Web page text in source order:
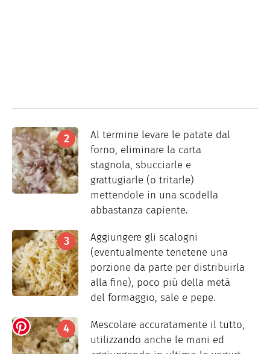
Al termine levare le patate dal
forno, eliminare la carta
stagnola, sbucciarle e
grattugiarle (o tritarle)
mettendole in una scodella
abbastanza capiente.
Aggiungere gli scalogni
(eventualmente tenetene una
porzione da parte per distribuirla
alla fine), poco più della metà
del formaggio, sale e pepe.
Mescolare accuratamente il tutto,
utilizzando anche le mani ed